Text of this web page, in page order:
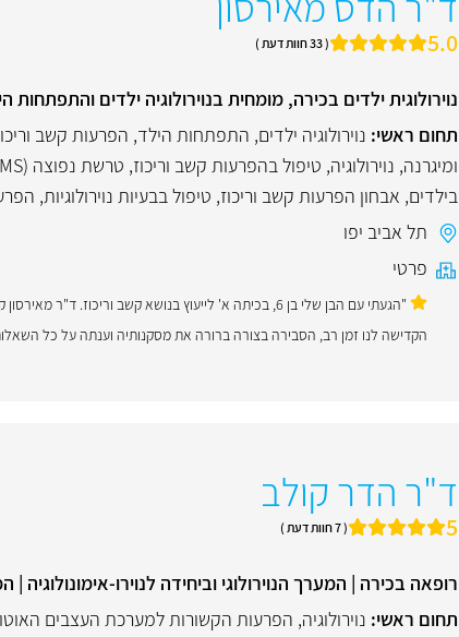
5.0 ( 33 חוות דעת )
נוירולוגית ילדים בכירה, מומחית בנוירולוגיה ילדים והתפתחות
תחום ראשי: נוירולוגיה ילדים, התפתחות הילד, הפרעות קשב
ומיגרנה, נוירולוגיה, טיפול בהפרעות קשב וריכוז, טרשת נפוצה (MS)
בילדים, אבחון הפרעות קשב וריכוז, טיפול בבעיות נוירולוגיות,
תל אביב יפו
פרטי
"הגעתי עם הבן שלי בן 6, בכיתה א' לייעוץ בנושא קשב
הקדישה לנו זמן רב, הסבירה בצורה ברורה את מסקנותיה וענתה על כל
ד"ר הדר קולב
5 ( 7 חוות דעת )
רופאה בכירה | המערך הנוירולוגי וביחידה לנוירו-אימונולוגיה
תחום ראשי: נוירולוגיה, הפרעות הקשורות למערכת העצבים